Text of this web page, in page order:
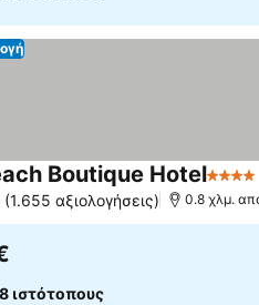
Boutique Hotel4
(1.655 αξιολογήσεις) 0.8 χλμ.
8 ιστότοπους